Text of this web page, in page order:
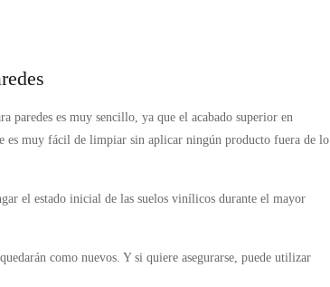
paredes es muy sencillo, ya que el acabado superior en
es muy fácil de limpiar sin aplicar ningún producto fuera de lo
el estado inicial de las suelos vinílicos durante el mayor
como nuevos. Y si quiere asegurarse, puede utilizar